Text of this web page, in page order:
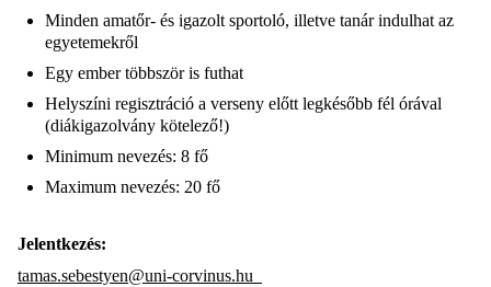
Minden amatőr- és igazolt sportoló, illetve tanár indulhat az
egyetemekről
Egy ember többször is futhat
Helyszíni regisztráció a verseny előtt legkésőbb fél órával
(diákigazolvány kötelező!)
Minimum nevezés: 8 fő
Maximum nevezés: 20 fő
Jelentkezés:
tamas.sebestyen@uni-corvinus.hu